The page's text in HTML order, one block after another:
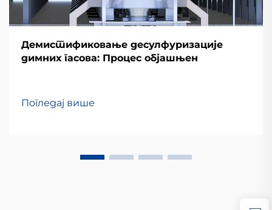
Демистификовање десулфуризације
димних гасова: Процес објашњен
Погледај више